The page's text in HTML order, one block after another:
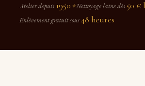
Atelier depuis 1950 ✦Nettoyage laine dès 50 €
Enlèvement gratuit sous48 heures